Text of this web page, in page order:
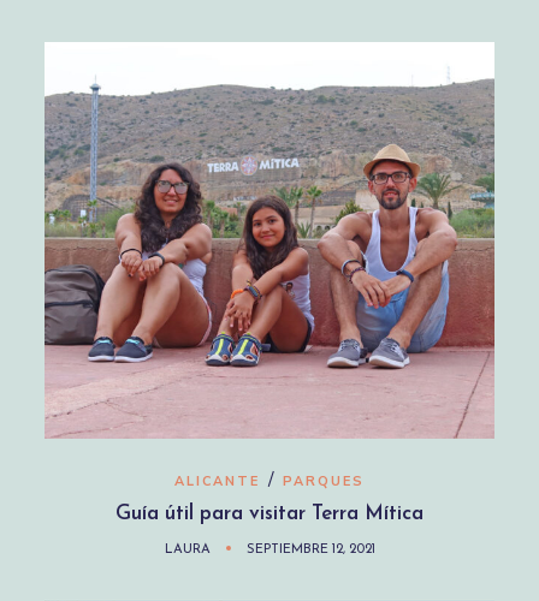
ALICANTE / PARQUES
Guía útil para visitar Terra Mítica
LAURA SEPTIEMBRE 12, 2021